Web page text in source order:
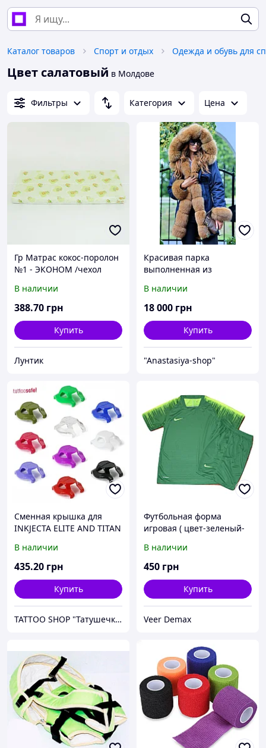
Каталог товаров Спорт и отдых Одежда и обувь для
Цвет салатовый в Молдове
Фильтры Категория Цена
Гр Матрас кокос-поролон
№1 - ЭКОНОМ /чехол
сердечки" - цвет
салатовый ТМ Беби-Текс
В наличии
388.70 грн
Купить
Лунтик
Красивая парка
выполненная из
финского песца
салатового цвета "Ava"
В наличии
18 000 грн
Купить
"Anastasiya-shop"
Сменная крышка для
INKJECTA ELITE AND TITAN
В наличии
435.20 грн
Купить
TATTOO SHOP "Татушечка" Молдова
Футбольная форма
игровая ( цвет-зеленый-
В наличии
450 грн
Купить
Veer Demax